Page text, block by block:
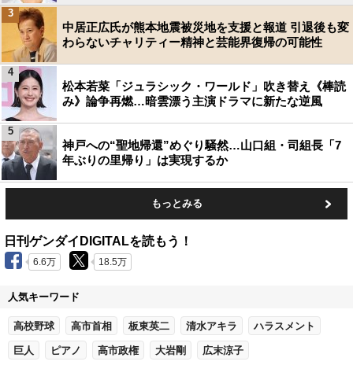
中居正広氏が熊本地震被災地を支援と報道 引退後も変
わらないチャリティー精神と芸能界復帰の可能性
3
松本若菜「ジュラシック・ワールド」吹き替え《棒読
み》論争再燃…暗雲漂う主演ドラマに新たな逆風
4
神戸への“聖地帰還”めぐり騒然…山口組・司組長「7
年ぶりの里帰り」は実現するか
5
もっとみる
日刊ゲンダイDIGITALを読もう！
6.6万 18.5万
人気キーワード
高校野球 高市首相 板東英二 清水アキラ ハラスメント
巨人 ピアノ 高市政権 大岩剛 広末涼子